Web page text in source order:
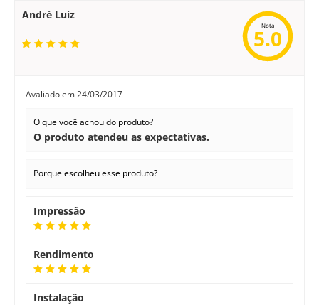
André Luiz
Nota
5.0
Avaliado em24/03/2017
O que você achou do produto?
O produto atendeu as expectativas.
Porque escolheu esse produto?
Impressão
Rendimento
Instalação